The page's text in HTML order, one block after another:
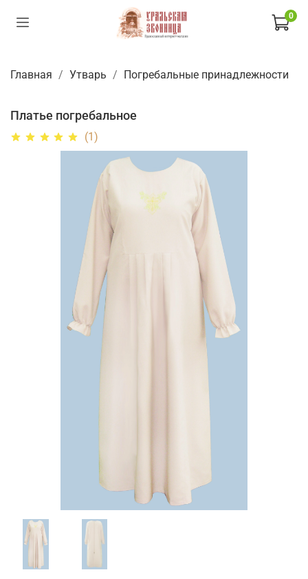
0
Главная Утварь Погребальные принадлежности
Платье погребальное
(1)